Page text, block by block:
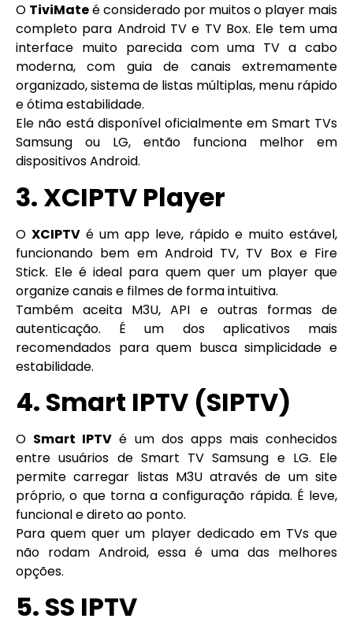
O TiviMateé considerado por muitos o player mais
completo para Android TV e TV Box. Ele tem uma
interface muito parecida com uma TV a cabo
moderna, com guia de canais extremamente
organizado, sistema de listas múltiplas, menu rápido
e ótima estabilidade.
Ele não está disponível oficialmente em Smart TVs
Samsung ou LG, então funciona melhor em
dispositivos Android.
3. XCIPTV Player
O XCIPTV é um app leve, rápido e muito estável,
funcionando bem em Android TV, TV Box e Fire
Stick. Ele é ideal para quem quer um player que
organize canais e filmes de forma intuitiva.
Também aceita M3U, API e outras formas de
autenticação. É um dos aplicativos mais
recomendados para quem busca simplicidade e
estabilidade.
4. Smart IPTV (SIPTV)
O Smart IPTV é um dos apps mais conhecidos
entre usuários de Smart TV Samsung e LG. Ele
permite carregar listas M3U através de um site
próprio, o que torna a configuração rápida. É leve,
funcional e direto ao ponto.
Para quem quer um player dedicado em TVs que
não rodam Android, essa é uma das melhores
opções.
5. SS IPTV